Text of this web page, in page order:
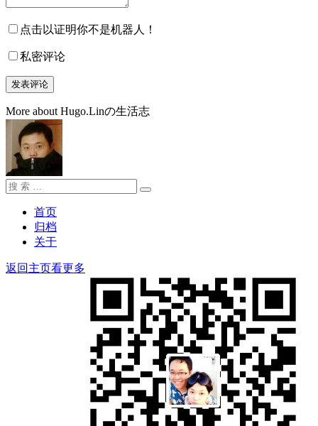
点击以证明你不是机器人！
私密评论
More about Hugo.Linの生活志
搜
搜
首页
归档
关于
返回主页看更多